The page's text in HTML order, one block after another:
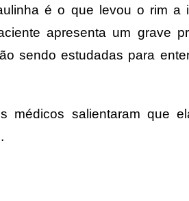
é o que levou o rim a
apresenta um grave
sendo estudadas para
médicos salientaram que